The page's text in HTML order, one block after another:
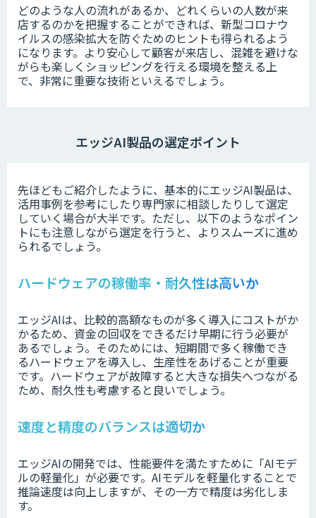
どのような人の流れがあるか、どれくらいの人数が来
店するのかを把握することができれば、新型コロナウ
イルスの感染拡大を防ぐためのヒントも得られるよう
になります。より安心して顧客が来店し、混雑を避けな
がらも楽しくショッピングを行える環境を整える上
で、非常に重要な技術といえるでしょう。
エッジAI製品の選定ポイント
先ほどもご紹介したように、基本的にエッジAI製品は、
活用事例を参考にしたり専門家に相談したりして選定
していく場合が大半です。ただし、以下のようなポイン
トにも注意しながら選定を行うと、よりスムーズに進め
られるでしょう。
ハードウェアの稼働率・耐久性は高いか
エッジAIは、比較的高額なものが多く導入にコストがか
かるため、資金の回収をできるだけ早期に行う必要が
あるでしょう。そのためには、短期間で多く稼働でき
るハードウェアを導入し、生産性をあげることが重要
です。ハードウェアが故障すると大きな損失へつながる
ため、耐久性も考慮すると良いでしょう。
速度と精度のバランスは適切か
エッジAIの開発では、性能要件を満たすために「AIモデ
ルの軽量化」が必要です。AIモデルを軽量化することで
推論速度は向上しますが、その一方で精度は劣化しま
す。